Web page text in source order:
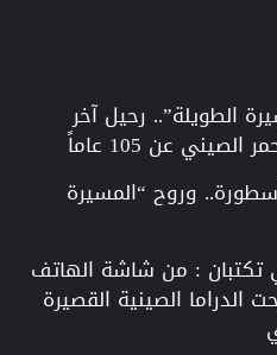
الطويلة”.. رحيل آخر
عن 105 عاماً
وروح “المسيرة
تكتبان : من شاشة الهاتف
الدراما الصينية القصيرة